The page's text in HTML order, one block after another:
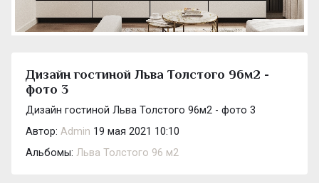
Дизайн гостиной Льва Толстого 96м2 -
фото 3
Дизайн гостиной Льва Толстого 96м2 - фото 3
Автор: Admin 19 мая 2021 10:10
Альбомы: Льва Толстого 96 м2